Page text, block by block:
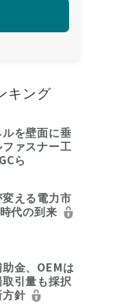
キング
を壁面に垂
ァスナー工
ら
える電力市
代の到来
金、OEMは
引量も採択
針